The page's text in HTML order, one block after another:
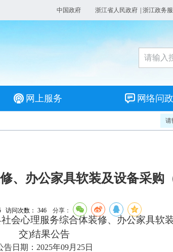
中国政府 浙江省人民政府 浙江政务
网上服务 网络问政
、办公家具软装及设备采购
访问次数： 346 分享：
会心理服务综合体装修、办公家具软
交)结果公告
告日期： 2025年09月25日